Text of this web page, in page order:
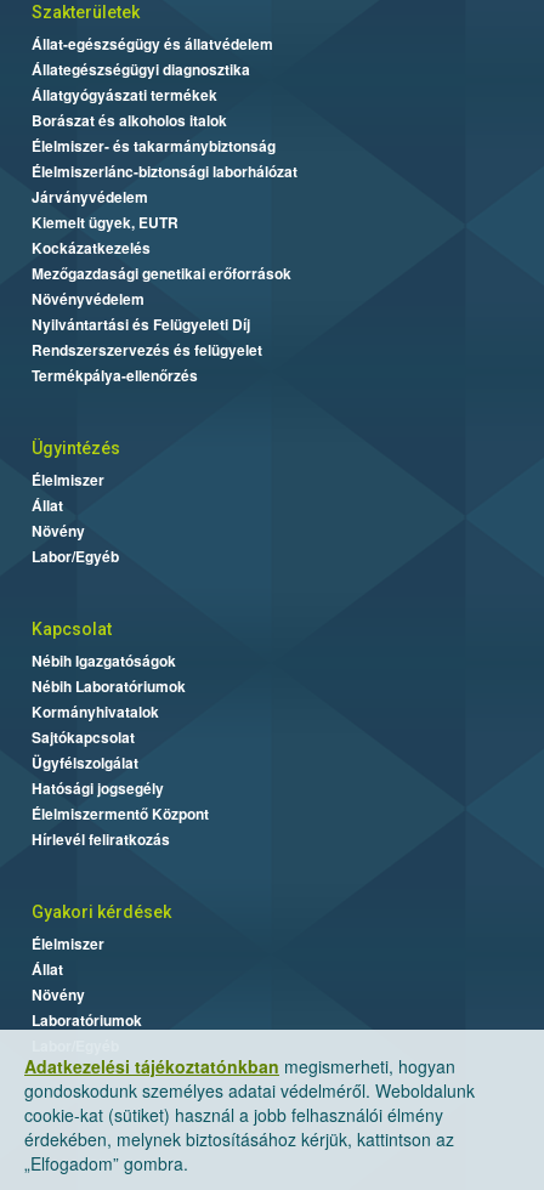
Adatkezelési tájékoztatónkban megismerheti, hogyan
gondoskodunk személyes adatai védelméről. Weboldalunk
cookie-kat (sütiket) használ a jobb felhasználói élmény
érdekében, melynek biztosításához kérjük, kattintson az
„Elfogadom” gombra.
Szakterületek
Állat-egészségügy és állatvédelem
Állategészségügyi diagnosztika
Állatgyógyászati termékek
Borászat és alkoholos italok
Élelmiszer- és takarmánybiztonság
Élelmiszerlánc-biztonsági laborhálózat
Járványvédelem
Kiemelt ügyek, EUTR
Kockázatkezelés
Mezőgazdasági genetikai erőforrások
Növényvédelem
Nyilvántartási és Felügyeleti Díj
Rendszerszervezés és felügyelet
Termékpálya-ellenőrzés
Ügyintézés
Élelmiszer
Állat
Növény
Labor/Egyéb
Kapcsolat
Nébih Igazgatóságok
Nébih Laboratóriumok
Kormányhivatalok
Sajtókapcsolat
Ügyfélszolgálat
Hatósági jogsegély
Élelmiszermentő Központ
Hírlevél feliratkozás
Gyakori kérdések
Élelmiszer
Állat
Növény
Laboratóriumok